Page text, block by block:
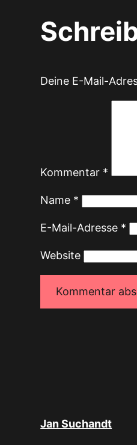
Deine E-Mail-
Kommentar *
Name *
E-Mail-Adresse *
Website
Jan Suchandt